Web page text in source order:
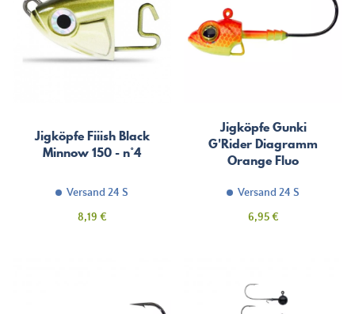
Jigköpfe Fiiish Black
Minnow 150 - n°4
Versand 24 S
Preis
8,19 €
Jigköpfe Gunki
G'Rider Diagramm
Orange Fluo
Versand 24 S
Preis
6,95 €